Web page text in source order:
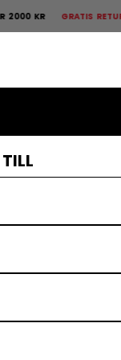
KRGRATIS RETUR30